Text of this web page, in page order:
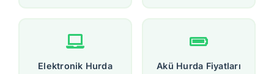
Elektronik Hurda
Akü Hurda Fiyatları